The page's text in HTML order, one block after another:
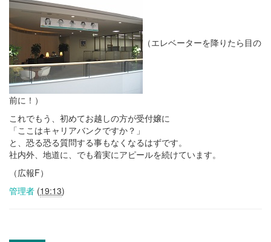
（エレベーターを降りたら目の
前に！）
これでもう、初めてお越しの方が受付嬢に
「ここはキャリアバンクですか？」
と、恐る恐る質問する事もなくなるはずです。
社内外、地道に、でも着実にアピールを続けています。
（広報F）
管理者 (19:13)